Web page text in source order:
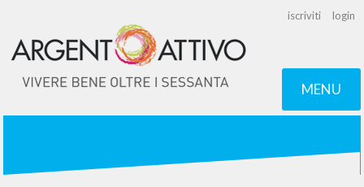
iscriviti login
MENU